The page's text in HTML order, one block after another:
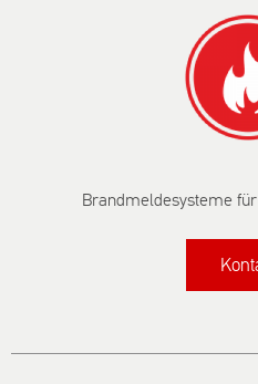
Brandmeldesysteme